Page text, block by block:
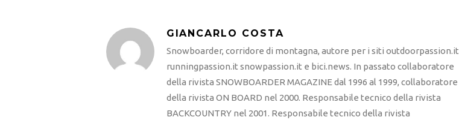
GIANCARLO COSTA
Snowboarder, corridore di montagna, autore per i siti outdoorpassion.it
runningpassion.it snowpassion.it e bici.news. In passato collaboratore
della rivista SNOWBOARDER MAGAZINE dal 1996 al 1999, collaboratore
della rivista ON BOARD nel 2000. Responsabile tecnico della rivista
BACKCOUNTRY nel 2001. Responsabile tecnico della rivista